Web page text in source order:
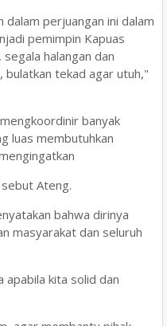
dalam perjuangan ini dalam
pemimpin Kapuas
halangan dan
tekad agar utuh,"
banyak
luas membutuhkan
Ateng.
bahwa dirinya
masyarakat dan seluruh
apabila kita solid dan